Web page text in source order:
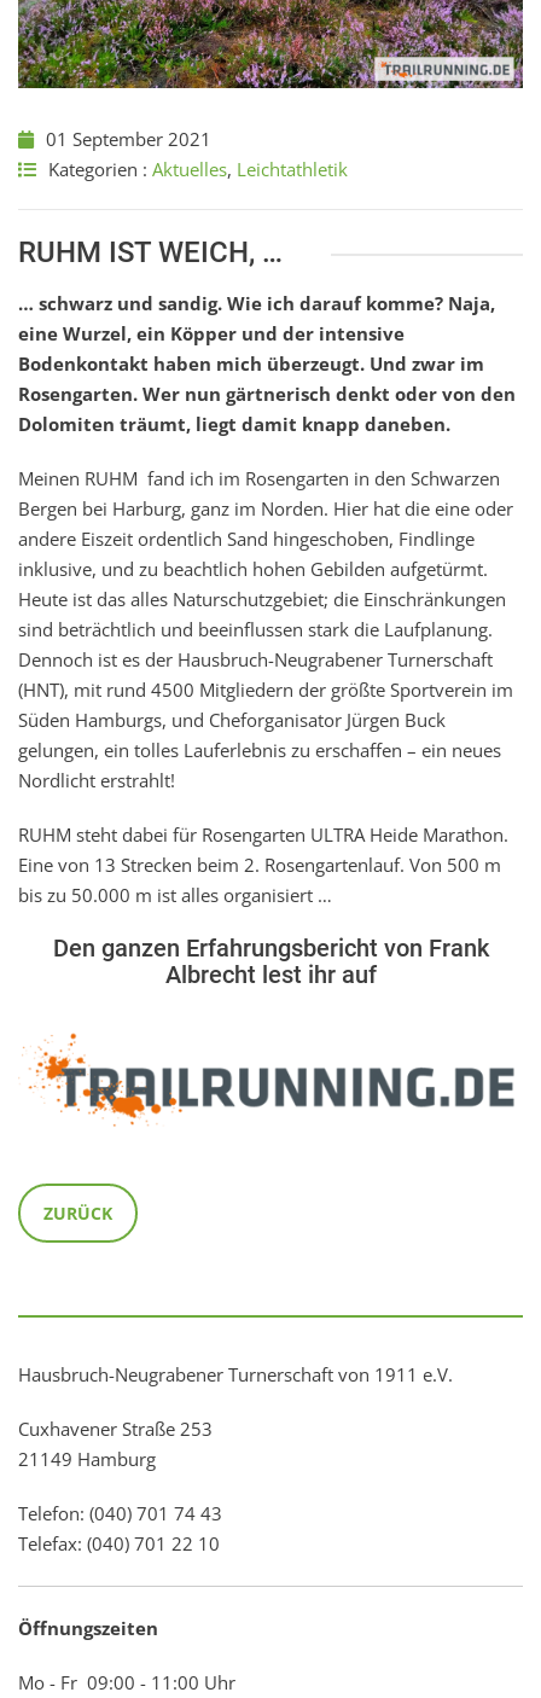
01 September 2021
Kategorien : Aktuelles, Leichtathletik
RUHM IST WEICH, …
… schwarz und sandig. Wie ich darauf komme? Naja,
eine Wurzel, ein Köpper und der intensive
Bodenkontakt haben mich überzeugt. Und zwar im
Rosengarten. Wer nun gärtnerisch denkt oder von den
Dolomiten träumt, liegt damit knapp daneben.
Meinen RUHM fand ich im Rosengarten in den Schwarzen
Bergen bei Harburg, ganz im Norden. Hier hat die eine oder
andere Eiszeit ordentlich Sand hingeschoben, Findlinge
inklusive, und zu beachtlich hohen Gebilden aufgetürmt.
Heute ist das alles Naturschutzgebiet; die Einschränkungen
sind beträchtlich und beeinflussen stark die Laufplanung.
Dennoch ist es der Hausbruch-Neugrabener Turnerschaft
(HNT), mit rund 4500 Mitgliedern der größte Sportverein im
Süden Hamburgs, und Cheforganisator Jürgen Buck
gelungen, ein tolles Lauferlebnis zu erschaffen – ein neues
Nordlicht erstrahlt!
RUHM steht dabei für Rosengarten ULTRA Heide Marathon.
Eine von 13 Strecken beim 2. Rosengartenlauf. Von 500 m
bis zu 50.000 m ist alles organisiert …
Den ganzen Erfahrungsbericht von Frank
Albrecht lest ihr auf
ZURÜCK
Hausbruch-Neugrabener Turnerschaft von 1911 e.V.
Cuxhavener Straße 253
21149 Hamburg
Telefon: (040) 701 74 43
Telefax: (040) 701 22 10
Öffnungszeiten
Mo - Fr 09:00 - 11:00 Uhr